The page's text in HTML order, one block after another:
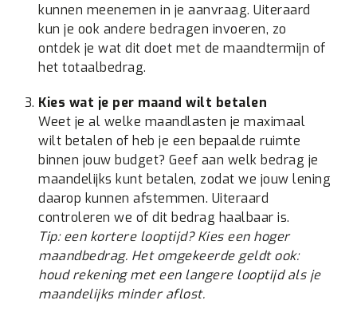
kunnen meenemen in je aanvraag. Uiteraard
kun je ook andere bedragen invoeren, zo
ontdek je wat dit doet met de maandtermijn of
het totaalbedrag.
Kies wat je per maand wilt betalen
Weet je al welke maandlasten je maximaal
wilt betalen of heb je een bepaalde ruimte
binnen jouw budget? Geef aan welk bedrag je
maandelijks kunt betalen, zodat we jouw lening
daarop kunnen afstemmen. Uiteraard
controleren we of dit bedrag haalbaar is.
Tip: een kortere looptijd? Kies een hoger
maandbedrag. Het omgekeerde geldt ook:
houd rekening met een langere looptijd als je
maandelijks minder aflost.